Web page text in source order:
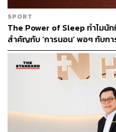
SPORT
The Power of Sleep ทำไมนั
สำคัญกับ ‘การนอน’ พอๆ กับก